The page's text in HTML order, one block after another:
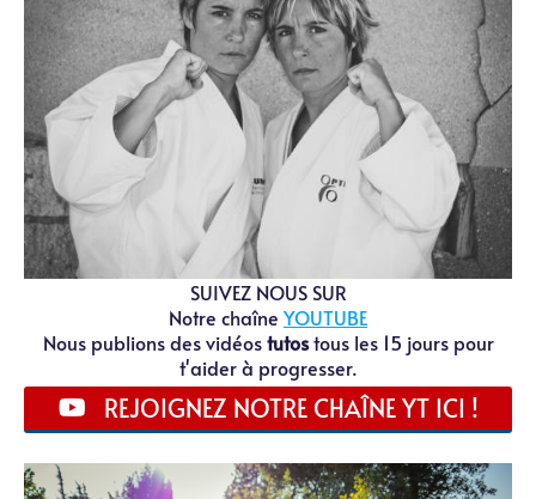
SUIVEZ NOUS SUR
Notre chaîne YOUTUBE
Nous publions des vidéostutostous les 15 jours pour
t'aider à progresser.
REJOIGNEZ NOTRE CHAÎNE YT ICI !